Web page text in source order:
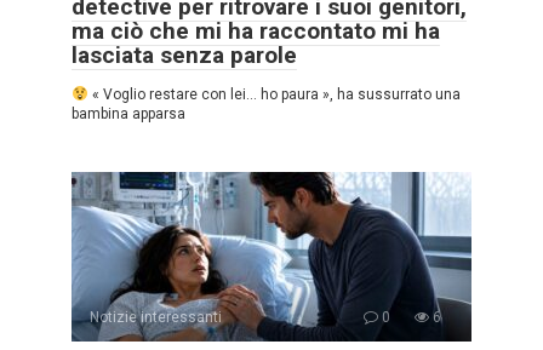
detective per ritrovare i suoi genitori,
ma ciò che mi ha raccontato mi ha
lasciata senza parole
« Voglio restare con lei… ho paura », ha sussurrato una
bambina apparsa
Notizie interessanti 0 6